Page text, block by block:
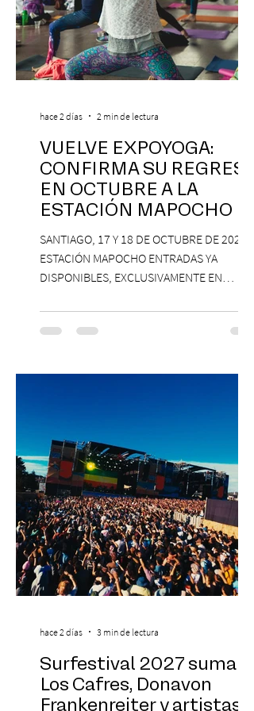
VUELVE EXPOYOGA:
CONFIRMA SU REGRESO
EN OCTUBRE A LA
ESTACIÓN MAPOCHO
SANTIAGO, 17 Y 18 DE OCTUBRE DE 2026,
ESTACIÓN MAPOCHO ENTRADAS YA
DISPONIBLES, EXCLUSIVAMENTE EN
con una edición renovada que reunirá
yoga, bienestar y vida consciente, con la
Antonella Orsini, Yoga Woman y más
Centro Cultural Estación Mapocho, espacio
que albergará durante dos jornadas una
pro
hace 2 días 2 min de lectura
Surfestival 2027 suma a
Los Cafres, Donavon
Frankenreiter y artistas
hace 2 días 3 min de lectura